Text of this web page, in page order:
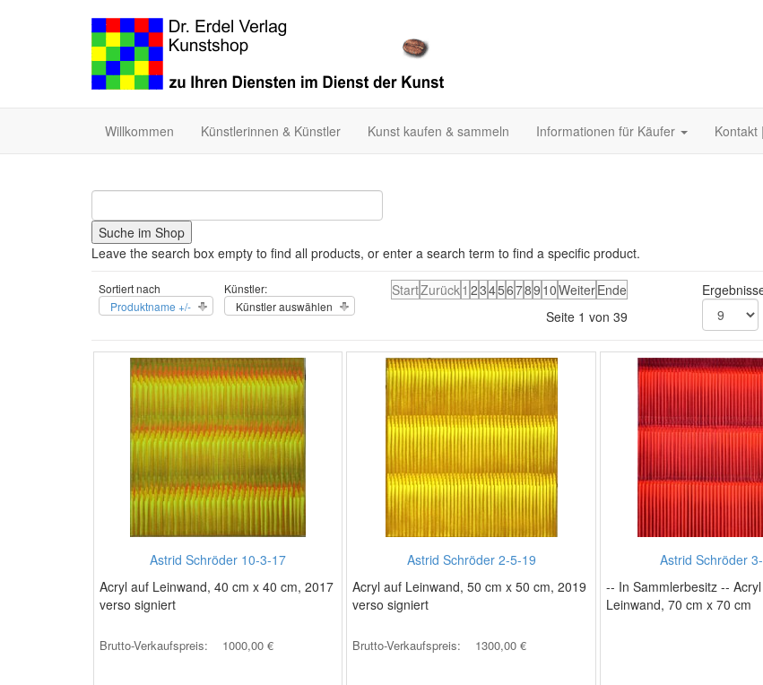
Willkommen Künstlerinnen & Künstler Kunst kaufen & sammeln Informationen für Käufer Kontakt
Leave the search box empty to find all products, or enter a search term to find a specific product.
Sortiert nach
Produktname +/-
Künstler:
Künstler auswählen
StartZurück1 23456789 10WeiterEnde
Seite 1 von 39
Astrid Schröder 10-3-17
Acryl auf Leinwand, 40 cm x 40 cm, 2017
verso signiert
Brutto-Verkaufspreis: 1000,00 €
Astrid Schröder 2-5-19
Acryl auf Leinwand, 50 cm x 50 cm, 2019
verso signiert
Brutto-Verkaufspreis: 1300,00 €
Astrid Schröder
-- In Sammlerbesitz --
Leinwand, 70 cm x 70 cm